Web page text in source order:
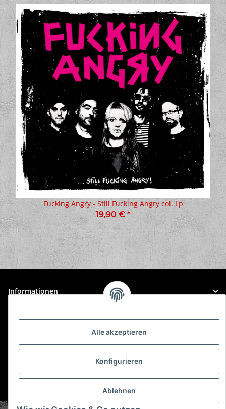
Fucking Angry - Still Fucking Angry col. Lp
19,90 € *
Informationen
Gesetzliche Informationen
* Alle Preise inkl. gesetzlicher USt., zzgl.Versand
Alle akzeptieren
Konfigurieren
Ablehnen